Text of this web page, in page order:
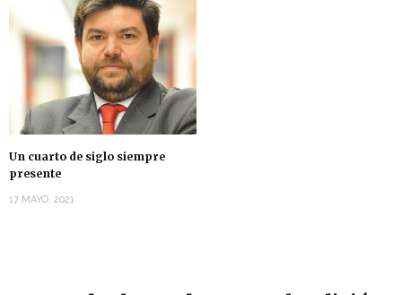
Un cuarto de siglo siempre
presente
17 MAYO, 2021